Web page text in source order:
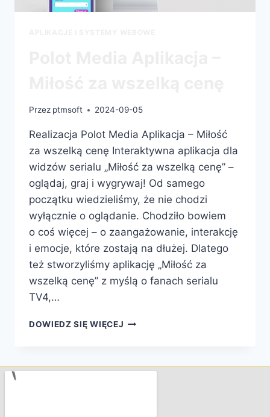
Przez ptmsoft 2024-09-05
Realizacja Polot Media Aplikacja – Miłość
za wszelką cenę Interaktywna aplikacja dla
widzów serialu „Miłość za wszelką cenę” –
oglądaj, graj i wygrywaj! Od samego
początku wiedzieliśmy, że nie chodzi
wyłącznie o oglądanie. Chodziło bowiem
o coś więcej – o zaangażowanie, interakcję
i emocje, które zostają na dłużej. Dlatego
też stworzyliśmy aplikację „Miłość za
wszelką cenę” z myślą o fanach serialu
TV4,…
DOWIEDZ SIĘ WIĘCEJ